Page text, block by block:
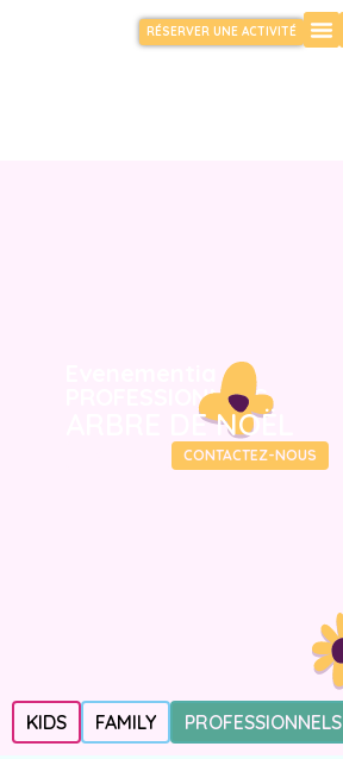
RÉSERVER UNE ACTIVITÉ
PROFESSIONNELS
ARBRE DE NOËL
CONTACTEZ-NOUS
KIDS FAMILY PROFESSIONNELS